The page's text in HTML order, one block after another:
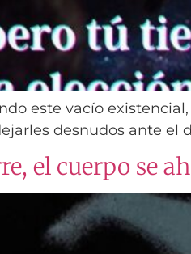
este vacío
desnudos ante el
el cuerpo se